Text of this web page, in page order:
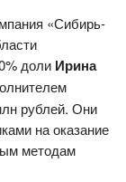
«Сибирь-
доли Ирина
рублей. Они
на оказание
методам